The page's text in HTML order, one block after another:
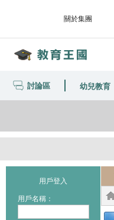
關於集團
討論區 幼兒教育
用戶登入
用戶名稱：